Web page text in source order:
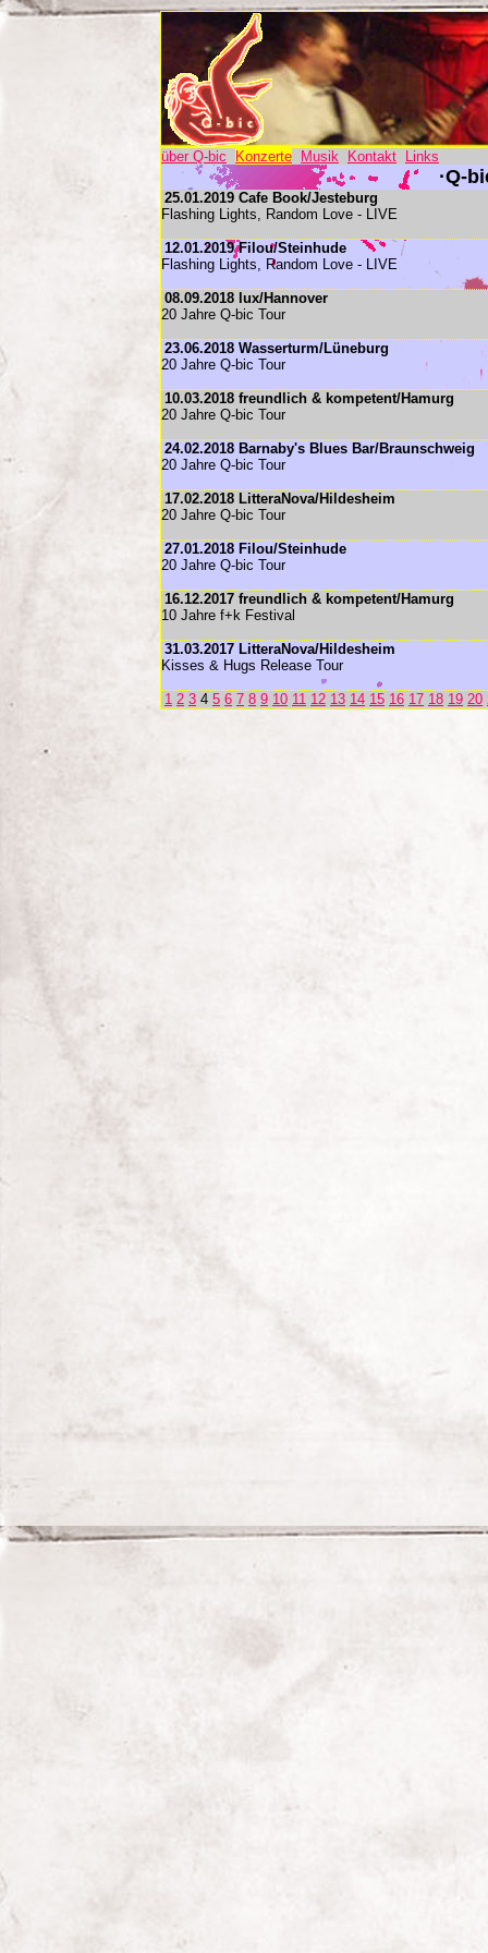
über Q-bic Konzerte Musik Kontakt Links
·Q-
25.01.2019 Cafe Book/Jesteburg
Flashing Lights, Random Love - LIVE
12.01.2019 Filou/Steinhude
Flashing Lights, Random Love - LIVE
08.09.2018 lux/Hannover
20 Jahre Q-bic Tour
23.06.2018 Wasserturm/Lüneburg
20 Jahre Q-bic Tour
10.03.2018 freundlich & kompetent/Hamurg
20 Jahre Q-bic Tour
24.02.2018 Barnaby's Blues Bar/Braunschweig
20 Jahre Q-bic Tour
17.02.2018 LitteraNova/Hildesheim
20 Jahre Q-bic Tour
27.01.2018 Filou/Steinhude
20 Jahre Q-bic Tour
16.12.2017 freundlich & kompetent/Hamurg
10 Jahre f+k Festival
31.03.2017 LitteraNova/Hildesheim
Kisses & Hugs Release Tour
1 2 3 4 5 6 7 8 9 10 11 12 13 14 15 16 17 18 19 20